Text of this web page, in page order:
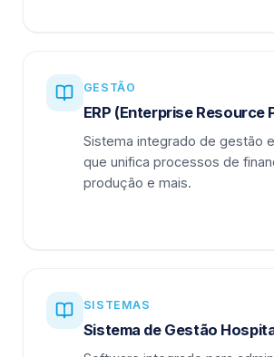
GESTÃO
ERP (Enterprise Resource
Sistema integrado de gestão
que unifica processos de
produção e mais.
SISTEMAS
Sistema de Gestão